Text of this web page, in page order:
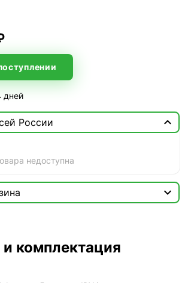
дней
России 
недоступна

комплектация